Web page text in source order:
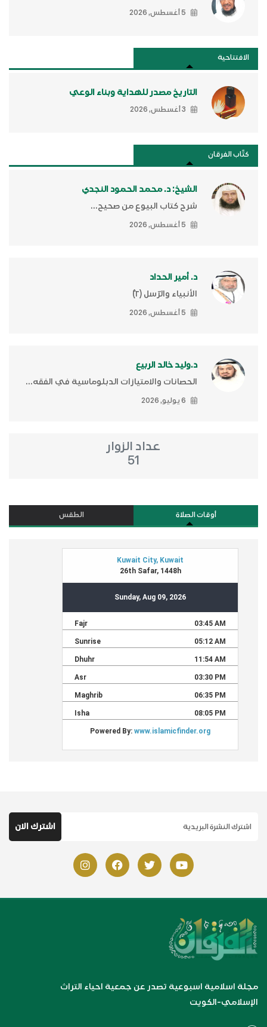
5 أغسطس, 2026
الافتتاحية
التاريخ مصدر للهداية وبناء الوعي
3 أغسطس, 2026
كتَّاب الفرقان
الشيخ: د. محمد الحمود النجدي
شرح كتاب البيوع من صحيح...
5 أغسطس, 2026
د. أمير الحداد
الأنبياء والرّسل (٢)ّ
5 أغسطس, 2026
د.وليد خالد الربيع
الحصانات والامتيازات الدبلوماسية في الفقه...
6 يوليو, 2026
عداد الزوار
51
أوقات الصلاة الطقس
مجلة اسلامية اسبوعية تصدر عن جمعية احياء التراث
الإسلامي-الكويت